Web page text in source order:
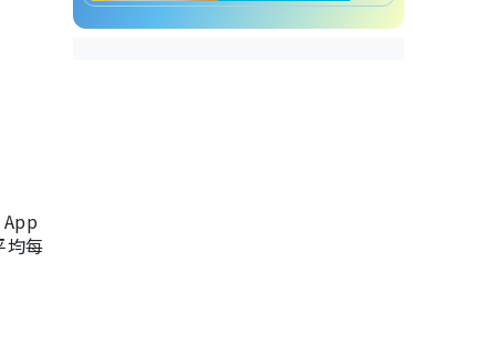
均每